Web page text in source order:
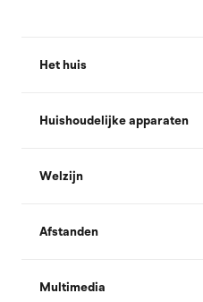
Het huis
Huishoudelijke apparaten
Welzijn
Afstanden
Multimedia